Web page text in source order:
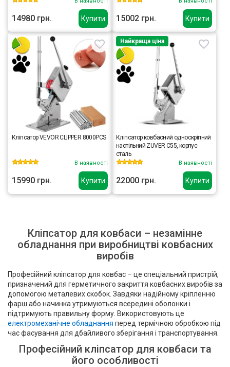
Купити
14980 грн. Купити
15002 грн.
Купити
Кліпсатор VEVOR CLIPPER 8000PCS
В наявності
15990 грн. Купити
Найкраща ціна
Кліпсатор ковбасний односкріпний
настільний ZUVER C55, корпус
сталь
В наявності
22000 грн.
Кліпсатор для ковбаси – незамінне
обладнання при виробництві ковбасних
виробів
Професійний кліпсатор для ковбас – це спеціальний пристрій,
призначений для герметичного закриття ковбасних виробів за
допомогою металевих скобок. Завдяки надійному кріпленню
фарш або начинка утримуються всередині оболонки і
підтримують правильну форму. Використовують це
електромеханічне обладнання перед термічною обробкою під
час фасування для дбайливого зберігання і транспортування.
Професійний кліпсатор для ковбаси та
його особливості